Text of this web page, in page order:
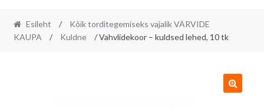
Esileht /
Kõik torditegemiseks vajalik VÄRVIDE
KAUPA
/ Kuldne / Vahvlidekoor – kuldsed lehed, 10 tk